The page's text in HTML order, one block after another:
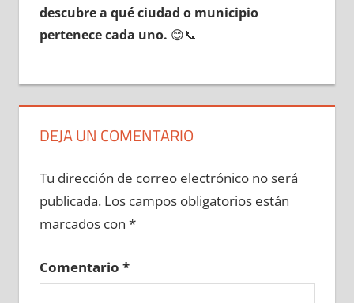
descubre а qué ciudad ο municipio
pertenece cada uno. 😊📞
DEJA UN COMENTARIO
Tu dirección de correo electrónico no será
publicada. Los campos obligatorios están
marcados con *
Comentario *